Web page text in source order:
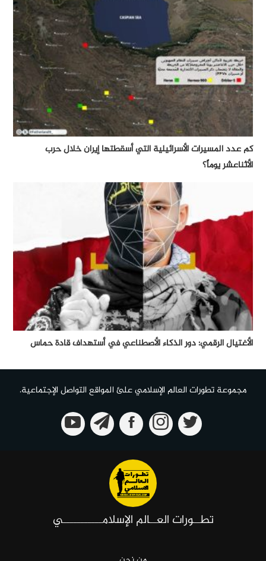
كم عدد المسيرات الأسرائيلية التي أسقطتها إيران خلال حرب
الأثناعشر يوماً؟
الأغتيال الرقمي: دور الذكاء الأصطناعي في أستهداف قادة حماس
مجموعة تطورات العالم الإسلامي علئ المواقع التواصل الإجتماعية.
تطــورات العــالم الإسلامـــــــــــي